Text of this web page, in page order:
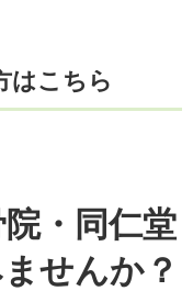
はこちら
・同仁堂
せんか？